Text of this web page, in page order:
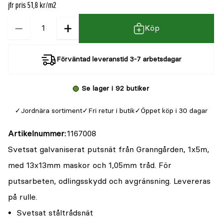
jfr pris 51,8 kr/m2
−
Kvantitet + Köp
Förväntad leveranstid 3-7 arbetsdagar
Se lager i 92 butiker
Jordnära sortiment Fri retur i butik Öppet köp i 30 dagar
Artikelnummer 1167008
Svetsat galvaniserat putsnät från Granngården, 1x5m,
med 13x13mm maskor och 1,05mm tråd. För
putsarbeten, odlingsskydd och avgränsning. Levereras
på rulle.
Svetsat ståltrådsnät